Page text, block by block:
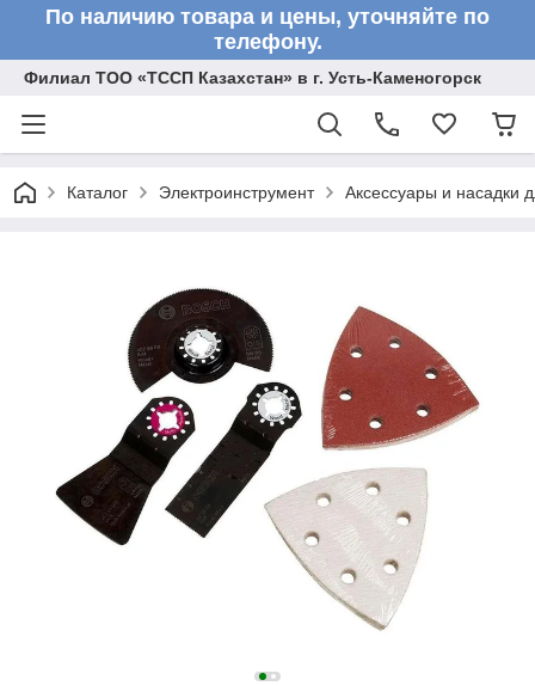
По наличию товара и цены, уточняйте по
телефону.
Филиал ТОО «ТССП Казахстан» в г. Усть-Каменогорск
Каталог Электроинструмент Аксессуары и насадки